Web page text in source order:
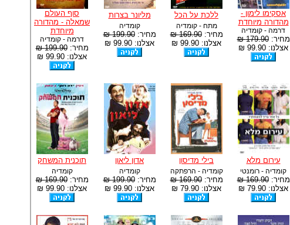
אסקימו לימון -
מהדורה מיוחדת
דרמה - קומדיה
מחיר:179.90 ₪
אצלנו: 99.90 ₪
ללכת על הכל
מתח - קומדיה
מחיר:169.90 ₪
אצלנו: 99.90 ₪
מליונר בצרות
קומדיה
מחיר:199.90 ₪
אצלנו: 99.90 ₪
סוף העולם
שמאלה - מהדורה
מיוחדת
דרמה - קומדיה
מחיר:199.90 ₪
אצלנו: 99.90 ₪
עירום מלא
קומדיה - רומנטי
מחיר:169.90 ₪
אצלנו: 79.90 ₪
בילי מדיסון
קומדיה - הרפתקה
מחיר:169.90 ₪
אצלנו: 79.90 ₪
אדון ליאון
קומדיה
מחיר:199.90 ₪
אצלנו: 99.90 ₪
תוכנית המשחק
קומדיה
מחיר:169.90 ₪
אצלנו: 99.90 ₪